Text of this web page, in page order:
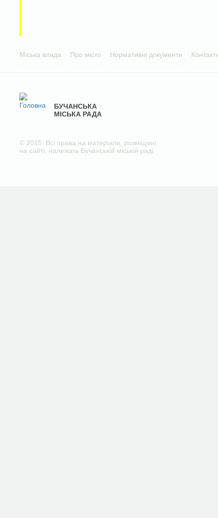
Міська влада Про місто Нормативні документи
БУЧАНСЬКА
МІСЬКА РАДА
© 2015. Всі права на матеріали, розміщені
на сайті, належать Бучанській міській раді